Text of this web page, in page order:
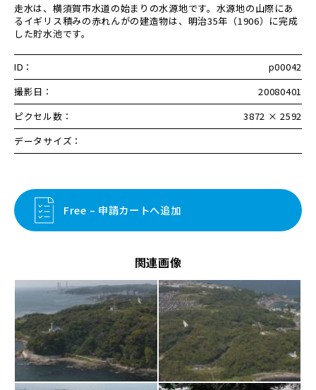
走水は、横須賀市水道の始まりの水源地です。水源地の山際にあ
るイギリス積みの赤れんがの建造物は、明治35年（1906）に完成
した貯水池です。
ID：
p00042
撮影日：
20080401
ピクセル数：
3872 × 2592
データサイズ：
Free – 申請カートへ追加
関連画像